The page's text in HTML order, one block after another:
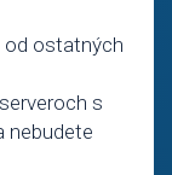
od ostatných
s
nebudete